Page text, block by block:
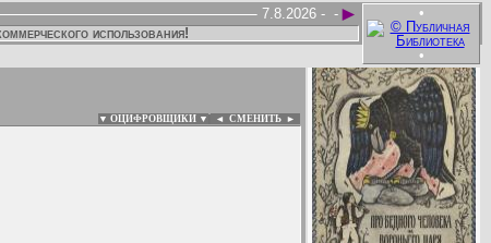
•
•
►
-
7.8.2026 -
использования!
▼ ОЦИФРОВЩИКИ ▼ ◄ СМЕНИТЬ ►